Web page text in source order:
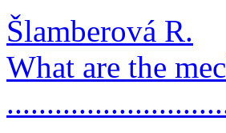
Šlamberová R.
What are the